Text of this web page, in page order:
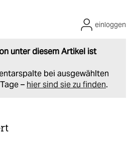
unter diesem Artikel ist
bei ausgewählten
– hier sind sie zu finden.
einloggen